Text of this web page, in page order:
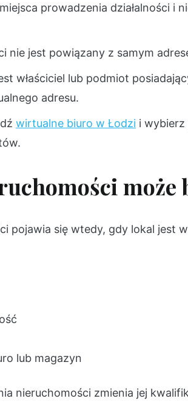
prowadzenia działalności i
nie jest powiązany z samym
właściciel lub podmiot
adresu.
wirtualne biuro w Łodzi i
może
pojawia się wtedy, gdy lokal jest
lub magazyn
nieruchomości zmienia jej